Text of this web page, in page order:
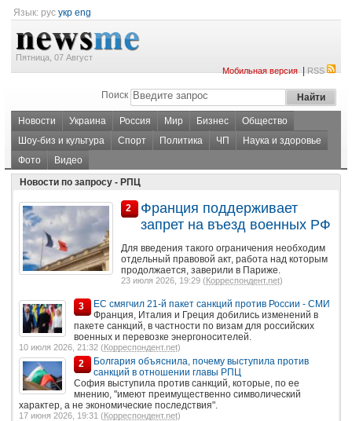
Язык: рус укр eng
Пятница, 07 Август
Мобильная версия|RSS
Поиск
Новости Украина Россия Мир Бизнес
Общество
Шоу-биз и культура
Спорт Политика ЧП
Наука и здоровье
Фото
Видео
Новости по запросу - РПЦ
2
Франция поддерживает
запрет на въезд военных РФ
Для введения такого ограничения необходим
отдельный правовой акт, работа над которым
продолжается, заверили в Париже.
23 июля 2026, 19:29 (Корреспондент.net)
3
ЕС смягчил 21-й пакет санкций против России - СМИ
Франция, Италия и Греция добились изменений в
пакете санкций, в частности по визам для российских
военных и перевозке энергоносителей.
10 июля 2026, 21:32 (Корреспондент.net)
2
Болгария объяснила, почему выступила против
санкций в отношении главы РПЦ
София выступила против санкций, которые, по ее
мнению, "имеют преимущественно символический
характер, а не экономические последствия".
17 июня 2026, 19:31 (Корреспондент.net)